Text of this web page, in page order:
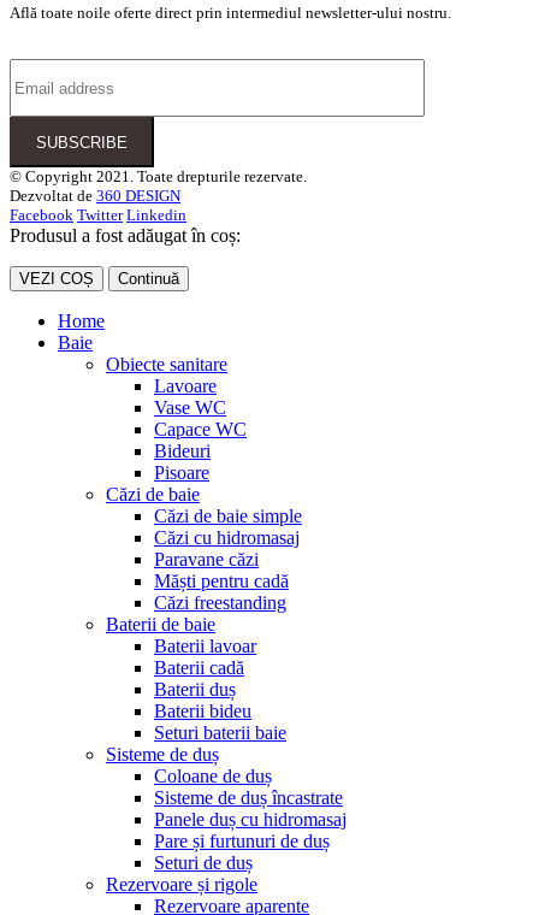
Află toate noile oferte direct prin intermediul newsletter-ului nostru.
© Copyright 2021. Toate drepturile rezervate.
Dezvoltat de 360 DESIGN
Facebook Twitter Linkedin
Produsul a fost adăugat în coș:
VEZI COȘ Continuă
Home
Baie
Obiecte sanitare
Lavoare
Vase WC
Capace WC
Bideuri
Pisoare
Căzi de baie
Căzi de baie simple
Căzi cu hidromasaj
Paravane căzi
Măști pentru cadă
Căzi freestanding
Baterii de baie
Baterii lavoar
Baterii cadă
Baterii duș
Baterii bideu
Seturi baterii baie
Sisteme de duș
Coloane de duș
Sisteme de duș încastrate
Panele duș cu hidromasaj
Pare și furtunuri de duș
Seturi de duș
Rezervoare și rigole
Rezervoare aparente